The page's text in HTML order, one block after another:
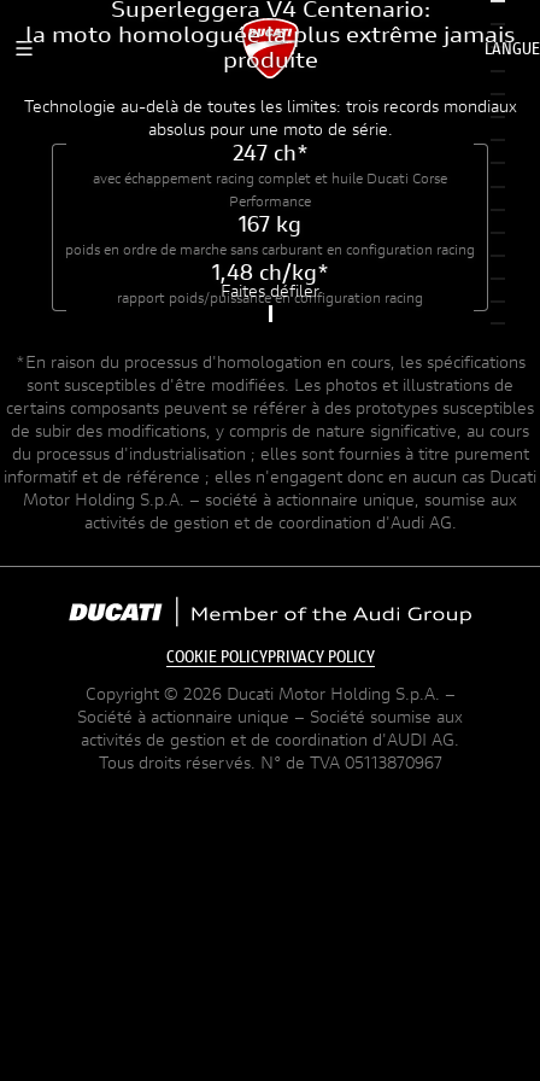
MENU BURGER MOBILE
LANGUE
Superleggera V4 Centenario:
la moto homologuée la plus extrême jamais
produite
Technologie au-delà de toutes les limites: trois records mondiaux
absolus pour une moto de série.
247 ch*
avec échappement racing complet et huile Ducati Corse
Performance
167 kg
poids en ordre de marche sans carburant en configuration racing
1,48 ch/kg*
rapport poids/puissance en configuration racing
Faites défiler
Entrez dans les détails
UN NOUVEAU MOTEUR
EXPÉRIENCE TRICOLORE
*En raison du processus d'homologation en cours, les spécifications
sont susceptibles d'être modifiées. Les photos et illustrations de
certains composants peuvent se référer à des prototypes susceptibles
de subir des modifications, y compris de nature significative, au cours
du processus d'industrialisation ; elles sont fournies à titre purement
informatif et de référence ; elles n'engagent donc en aucun cas Ducati
Motor Holding S.p.A. – société à actionnaire unique, soumise aux
activités de gestion et de coordination d'Audi AG.
COOKIE POLICYPRIVACY POLICY
Copyright © 2026 Ducati Motor Holding S.p.A. –
Société à actionnaire unique – Société soumise aux
activités de gestion et de coordination d'AUDI AG.
Tous droits réservés. N° de TVA 05113870967